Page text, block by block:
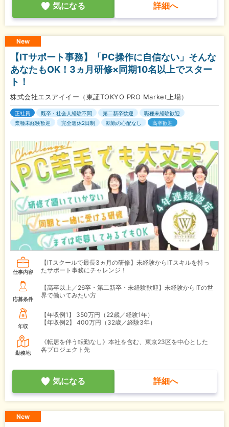
気になる 詳細へ
New
【ITサポート事務】「PC操作に自信ない」そんな
あなたもOK！3ヵ月研修×同期10名以上でスター
ト！
株式会社エスアイイー（東証TOKYO PRO Market上場）
正社員 既卒・社会人経験不問 第二新卒歓迎
職種未経験歓迎
業種未経験歓迎
完全週休2日制 転勤の心配なし 高卒歓迎
仕事内容
【ITスクールで最長3ヵ月の研修】未経験からITスキルを持っ
たサポート事務にチャレンジ！
応募条件
【高卒以上／26卒・第二新卒・未経験歓迎】未経験からITの世
界で働いてみたい方
年収
【年収例1】
350万円（22歳／経験1年）
【年収例2】
400万円（32歳／経験3年）
勤務地
《転居を伴う転勤なし》本社を含む、東京23区を中心とした
各プロジェクト先
気になる 詳細へ
New